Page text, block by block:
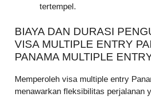
tertempel.
BIAYA DAN DURASI
VISA MULTIPLE ENTRY
PANAMA MULTIPLE
Memperoleh visa multiple entry
menawarkan fleksibilitas perjalanan